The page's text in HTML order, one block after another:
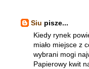
Siu pisze...
Kiedy rynek
miało miejsce z
wybrani mogi
Papierowy kwit